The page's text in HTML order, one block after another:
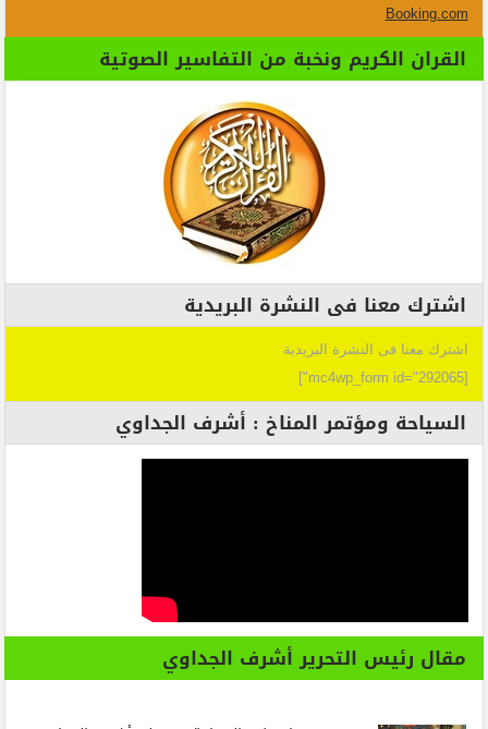
Booking.com
القران الكريم ونخبة من التفاسير الصوتية
اشترك معنا فى النشرة البريدية
اشترك معنا فى النشرة البريدية
[mc4wp_form id="292065"]
السياحة ومؤتمر المناخ : أشرف الجداوي
مقال رئيس التحرير أشرف الجداوي